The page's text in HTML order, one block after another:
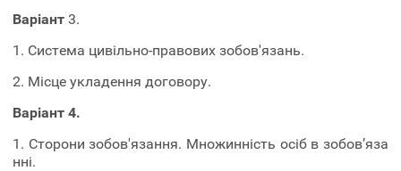
Варіант 3.
1. Система цивільно-правових зобов'язань.
2. Місце укладення договору.
Варіант 4.
1. Сторони зобов'язання. Множинність осіб в зобов’яза
нні.